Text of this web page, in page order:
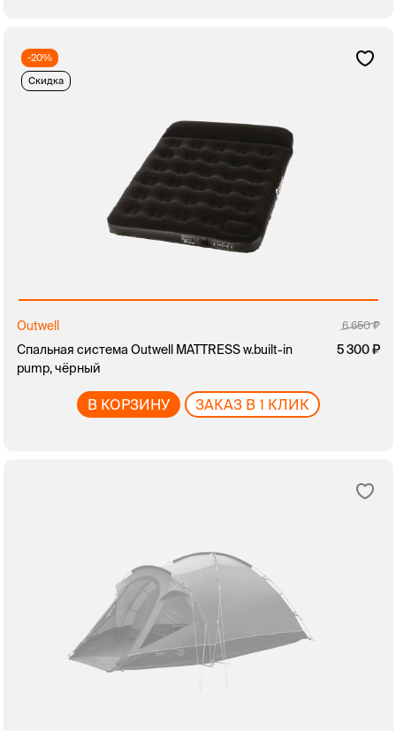
-20%
Скидка
Outwell 6 650
Спальная система Outwell MATTRESS w.built-in
pump, чёрный
5 300
В КОРЗИНУ ЗАКАЗ В 1 КЛИК